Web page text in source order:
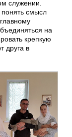
служении.
смысл
на
крепкую
друга в